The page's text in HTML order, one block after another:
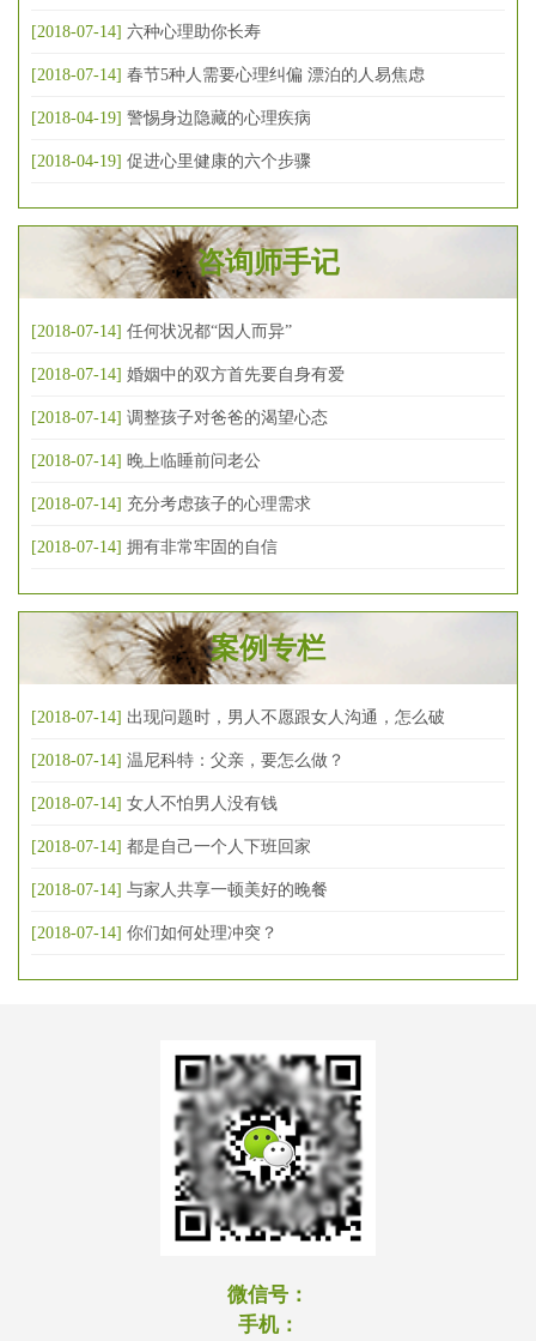
[2018-07-14] 六种心理助你长寿
[2018-07-14] 春节5种人需要心理纠偏 漂泊的人易焦虑
[2018-04-19] 警惕身边隐藏的心理疾病
[2018-04-19] 促进心里健康的六个步骤
咨询师手记
[2018-07-14] 任何状况都“因人而异”
[2018-07-14] 婚姻中的双方首先要自身有爱
[2018-07-14] 调整孩子对爸爸的渴望心态
[2018-07-14] 晚上临睡前问老公
[2018-07-14] 充分考虑孩子的心理需求
[2018-07-14] 拥有非常牢固的自信
案例专栏
[2018-07-14] 出现问题时，男人不愿跟女人沟通，怎么破
[2018-07-14] 温尼科特：父亲，要怎么做？
[2018-07-14] 女人不怕男人没有钱
[2018-07-14] 都是自己一个人下班回家
[2018-07-14] 与家人共享一顿美好的晚餐
[2018-07-14] 你们如何处理冲突？
微信号：
手机：